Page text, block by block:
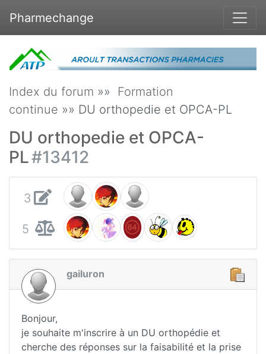
Pharmechange
Index du forum »» Formation
continue »» DU orthopedie et OPCA-PL
DU orthopedie et OPCA-
PL#13412
3
5
gailuron
Bonjour,
je souhaite m'inscrire à un DU orthopédie et
cherche des réponses sur la faisabilité et la prise